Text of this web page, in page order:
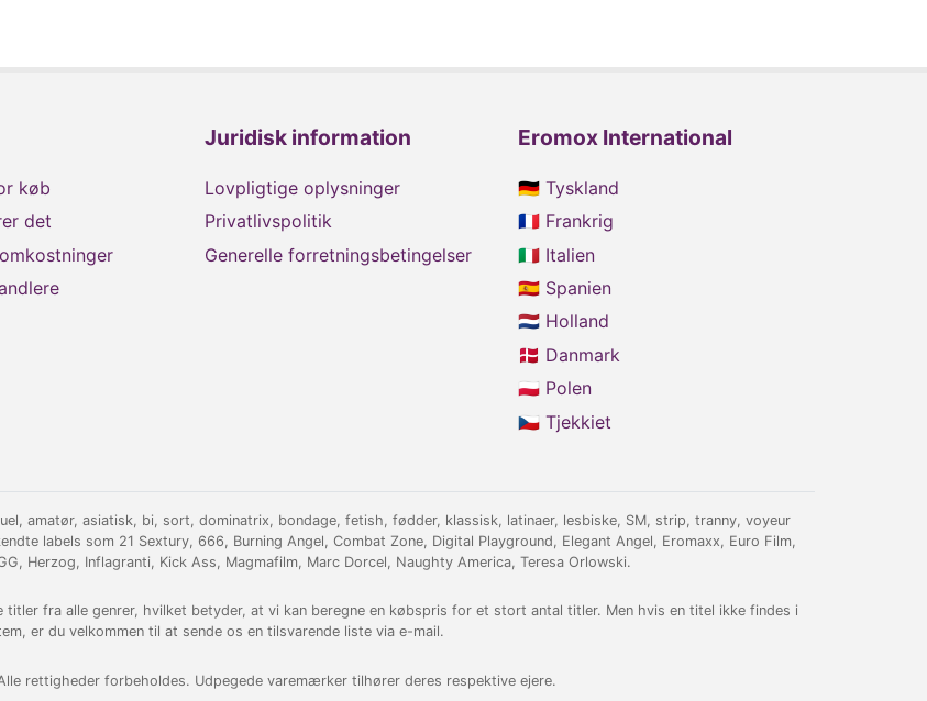
køb
det
Juridisk information
Lovpligtige oplysninger
Privatlivspolitik
Generelle forretningsbetingelser
Eromox International
🇩🇪 Tyskland
🇫🇷 Frankrig
🇮🇹 Italien
🇪🇸 Spanien
🇳🇱 Holland
🇩🇰 Danmark
🇵🇱 Polen
🇨🇿 Tjekkiet
amatør, asiatisk, bi, sort, dominatrix, bondage, fetish, fødder, klassisk, latinaer, lesbiske, SM, strip, tranny, voyeur
labels som 21 Sextury, 666, Burning Angel, Combat Zone, Digital Playground, Elegant Angel, Eromaxx, Euro Film,
Herzog, Inflagranti, Kick Ass, Magmafilm, Marc Dorcel, Naughty America, Teresa Orlowski.
fra alle genrer, hvilket betyder, at vi kan beregne en købspris for et stort antal titler. Men hvis en titel ikke findes i
er du velkommen til at sende os en tilsvarende liste via e-mail.
rettigheder forbeholdes. Udpegede varemærker tilhører deres respektive ejere.